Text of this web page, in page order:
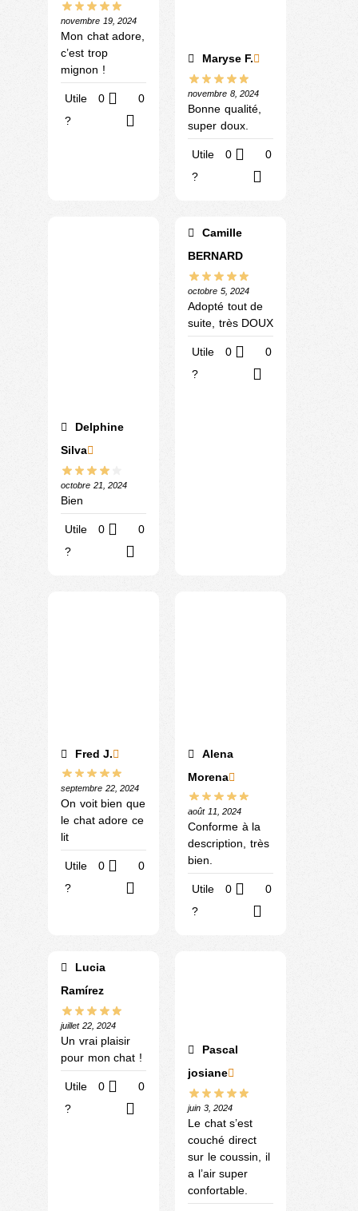
novembre 19, 2024
Mon chat adore,
c’est trop
mignon !
Utile
?
0 0
Maryse F.
novembre 8, 2024
Bonne qualité,
super doux.
Utile
?
0 0
Delphine
Silva
octobre 21, 2024
Bien
Utile
?
0 0
Camille
BERNARD
octobre 5, 2024
Adopté tout de
suite, très DOUX
Utile
?
0 0
Fred J.
septembre 22, 2024
On voit bien que
le chat adore ce
lit
Utile
?
0 0
Alena
Morena
août 11, 2024
Conforme à la
description, très
bien.
Utile
?
0 0
Lucia
Ramírez
juillet 22, 2024
Un vrai plaisir
pour mon chat !
Utile
?
0 0
Pascal
josiane
juin 3, 2024
Le chat s’est
couché direct
sur le coussin, il
a l’air super
confortable.